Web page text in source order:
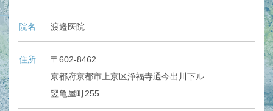
院名 渡邉医院
住所
〒602-8462
京都府京都市上京区浄福寺通今出川下ル
竪亀屋町255